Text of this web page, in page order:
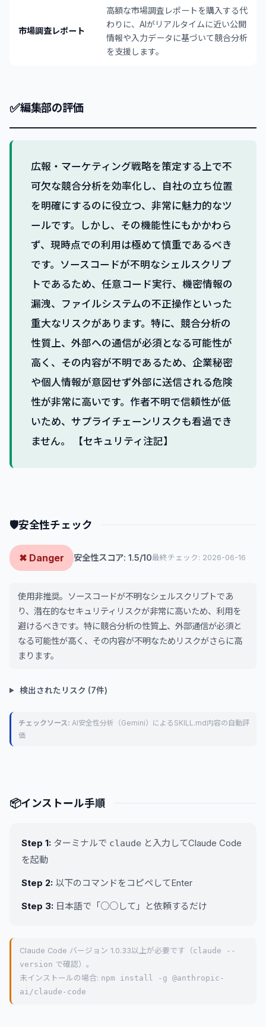
市場調査レポート
高額な市場調査レポートを購入する代
わりに、AIがリアルタイムに近い公開
情報や入力データに基づいて競合分析
を支援します。
✅編集部の評価
広報・マーケティング戦略を策定する上で不
可欠な競合分析を効率化し、自社の立ち位置
を明確にするのに役立つ、非常に魅力的なツ
ールです。しかし、その機能性にもかかわら
ず、現時点での利用は極めて慎重であるべき
です。ソースコードが不明なシェルスクリプ
トであるため、任意コード実行、機密情報の
漏洩、ファイルシステムの不正操作といった
重大なリスクがあります。特に、競合分析の
性質上、外部への通信が必須となる可能性が
高く、その内容が不明であるため、企業秘密
や個人情報が意図せず外部に送信される危険
性が非常に高いです。作者不明で信頼性が低
いため、サプライチェーンリスクも看過でき
ません。 【セキュリティ注記】
🛡安全性チェック
✖ Danger 安全性スコア: 1.5/10最終チェック: 2026-06-16
使用非推奨。ソースコードが不明なシェルスクリプトであ
り、潜在的なセキュリティリスクが非常に高いため、利用を
避けるべきです。特に競合分析の性質上、外部通信が必須と
なる可能性が高く、その内容が不明なためリスクがさらに高
まります。
検出されたリスク (7件)
チェックソース: AI安全性分析（Gemini）によるSKILL.md内容の自動評
価
📦インストール手順
Step 1: ターミナルで claude と入力してClaude Code
を起動
Step 2: 以下のコマンドをコピペしてEnter
Step 3: 日本語で「○○して」と依頼するだけ
Claude Code バージョン 1.0.33以上が必要です（claude --
version で確認）。
未インストールの場合: npm install -g @anthropic-
ai/claude-code